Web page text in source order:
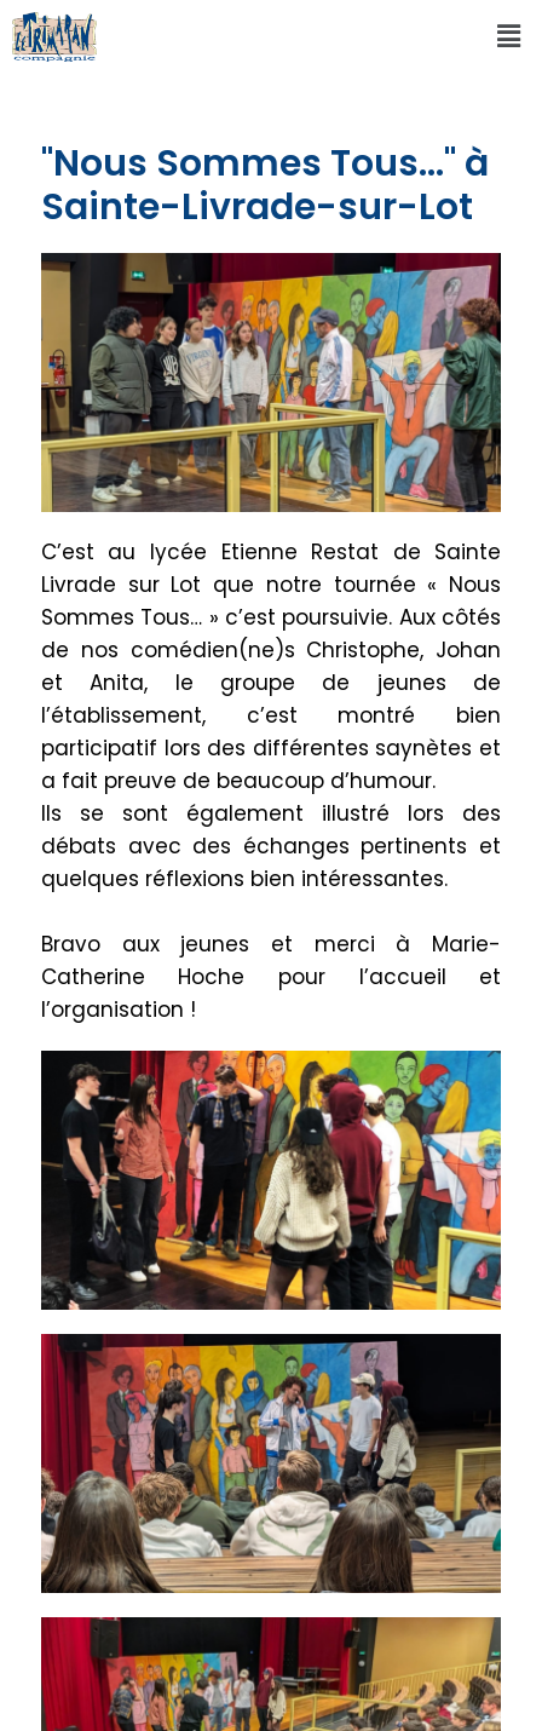
"Nous Sommes Tous..." à
Sainte-Livrade-sur-Lot
C’est au lycée Etienne Restat de Sainte
Livrade sur Lot que notre tournée « Nous
Sommes Tous… » c’est poursuivie. Aux côtés
de nos comédien(ne)s Christophe, Johan
et Anita, le groupe de jeunes de
l’établissement, c’est montré bien
participatif lors des différentes saynètes et
a fait preuve de beaucoup d’humour.
Ils se sont également illustré lors des
débats avec des échanges pertinents et
quelques réflexions bien intéressantes.
Bravo aux jeunes et merci à Marie-
Catherine Hoche pour l’accueil et
l’organisation !